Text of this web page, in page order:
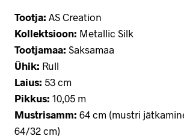
Tootja: AS Creation
Kollektsioon: Metallic Silk
Tootjamaa: Saksamaa
Ühik: Rull
Laius: 53 cm
Pikkus: 10,05 m
Mustrisamm: 64 cm (mustri
64/32 cm)